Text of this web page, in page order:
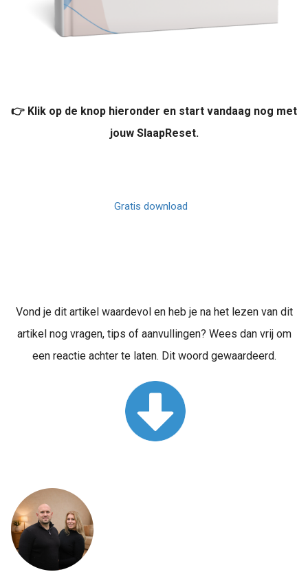
👉 Klik op de knop hieronder en start vandaag nog met
jouw SlaapReset.
Gratis download
Vond je dit artikel waardevol en heb je na het lezen van dit
artikel nog vragen, tips of aanvullingen? Wees dan vrij om
een reactie achter te laten. Dit woord gewaardeerd.